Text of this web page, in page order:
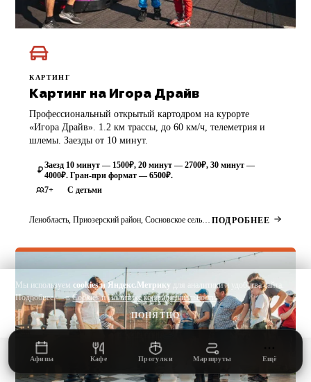
КАРТИНГ
Картинг на Игора Драйв
Профессиональный открытый картодром на курорте
«Игора Драйв». 1.2 км трассы, до 60 км/ч, телеметрия и
шлемы. Заезды от 10 минут.
Заезд 10 минут — 1500₽, 20 минут — 2700₽, 30 минут —
4000₽. Гран-при формат — 6500₽.
7+
С детьми
Ленобласть, Приозерский район, Сосновское сельское поселение, Деревня Новожилово, Приозерское шоссе, 3 к.2 ПОДРОБНЕЕ
Афиша Кафе Прогулки Маршруты Ещё
Дайджест лета▴
Мы используемcookies и Яндекс.Метрику для аналитики и удобства сайта.
Подробнее — вCookiesиПолитике конфиденциальности.
ПОНЯТНО